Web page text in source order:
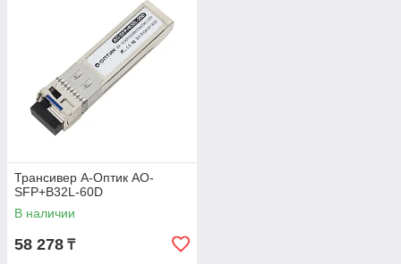
Трансивер А-Оптик AO-
SFP+B32L-60D
В наличии
58 278 ₸